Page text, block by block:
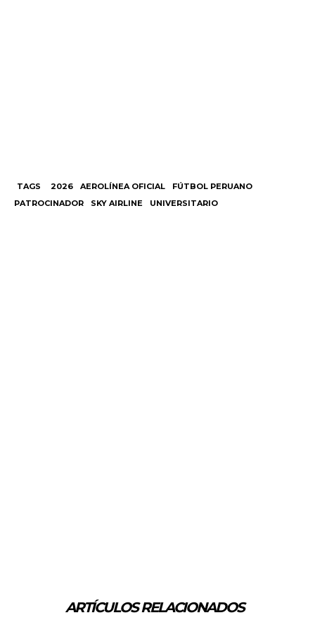
TAGS 2026 AEROLÍNEA OFICIAL
FÚTBOL PERUANO
PATROCINADOR
SKY AIRLINE UNIVERSITARIO
ARTÍCULOS RELACIONADOS